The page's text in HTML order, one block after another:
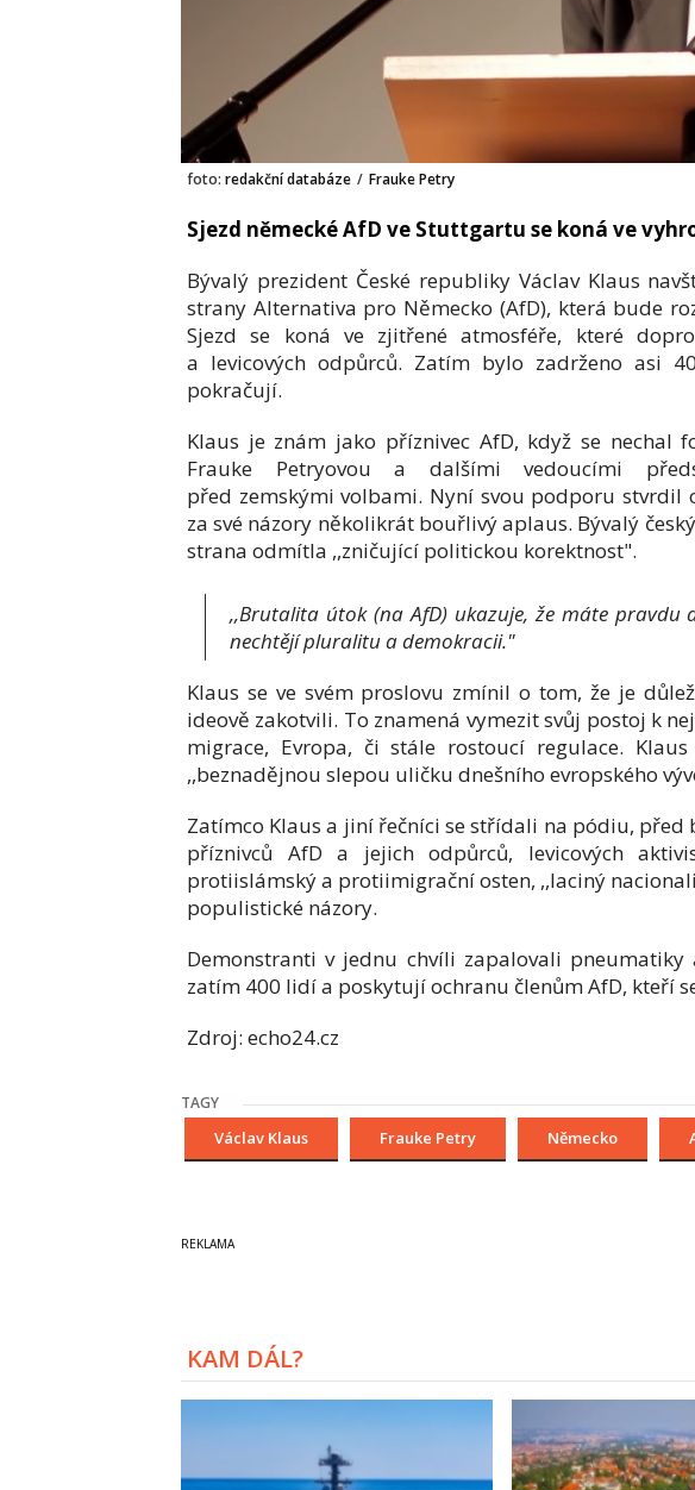
foto: redakční databáze / Frauke Petry
Sjezd německé AfD ve Stuttgartu se koná ve
Bývalý prezident České republiky Václav Klaus
strany Alternativa pro Německo (AfD), která bude
Sjezd se koná ve zjitřené atmosféře, které
a levicových odpůrců. Zatím bylo zadrženo asi
pokračují.
Klaus je znám jako příznivec AfD, když se
Frauke Petryovou a dalšími vedoucími
před zemskými volbami. Nyní svou podporu
za své názory několikrát bouřlivý aplaus. Bývalý
strana odmítla ,,zničující politickou korektnost".
,,Brutalita útok (na AfD) ukazuje, že máte pravdu
nechtějí pluralitu a demokracii."
Klaus se ve svém proslovu zmínil o tom, že je
ideově zakotvili. To znamená vymezit svůj postoj k
migrace, Evropa, či stále rostoucí regulace.
,,beznadějnou slepou uličku dnešního evropského
Zatímco Klaus a jiní řečníci se střídali na pódiu,
příznivců AfD a jejich odpůrců, levicových
protiislámský a protiimigrační osten, ,,laciný
populistické názory.
Demonstranti v jednu chvíli zapalovali
zatím 400 lidí a poskytují ochranu členům AfD, kteří
Zdroj: echo24.cz
TAGY
Václav Klaus Frauke Petry Německo
KAM DÁL?